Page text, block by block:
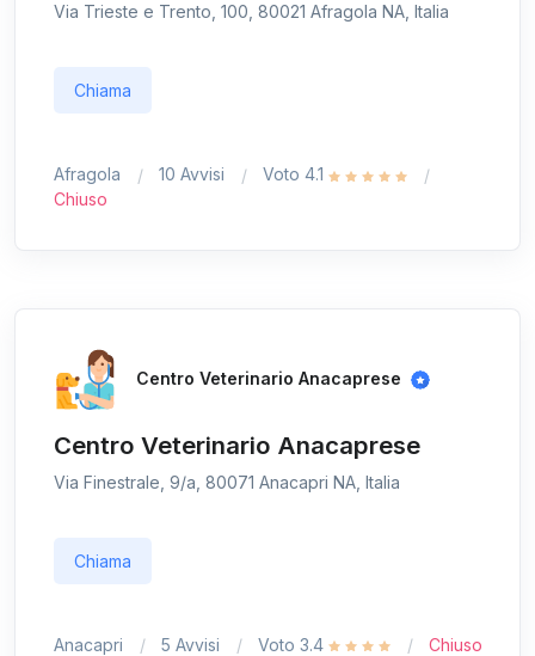
Via Trieste e Trento, 100, 80021 Afragola NA, Italia
Chiama
Afragola 10 Avvisi
Voto 4.1
Chiuso
Centro Veterinario Anacaprese
Centro Veterinario Anacaprese
Via Finestrale, 9/a, 80071 Anacapri NA, Italia
Chiama
Anacapri 5 Avvisi Voto 3.4 Chiuso